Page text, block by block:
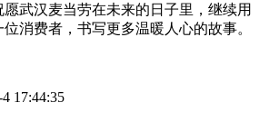
武汉麦当劳在未来的日子里，继续用
消费者，书写更多温暖人心的故事。
17:44:35